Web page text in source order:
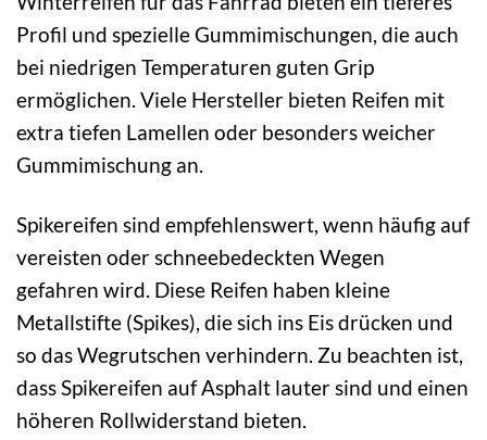
Profil und spezielle Gummimischungen, die auch
bei niedrigen Temperaturen guten Grip
ermöglichen. Viele Hersteller bieten Reifen mit
extra tiefen Lamellen oder besonders weicher
Gummimischung an.
Spikereifen sind empfehlenswert, wenn häufig auf
vereisten oder schneebedeckten Wegen
gefahren wird. Diese Reifen haben kleine
Metallstifte (Spikes), die sich ins Eis drücken und
so das Wegrutschen verhindern. Zu beachten ist,
dass Spikereifen auf Asphalt lauter sind und einen
höheren Rollwiderstand bieten.